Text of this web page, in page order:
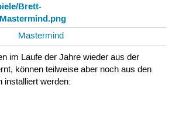
Mastermind
im Laufe der Jahre wieder aus der
können teilweise aber noch aus den
installiert werden: